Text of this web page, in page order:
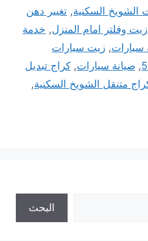
الشويخ السكنية, تغيير دهن
زيت وفلتر امام المنزل, خدمة
سيارات, زيت سيارات
, صيانة سيارات, كراج تبديل
متنقل الشويخ السكنية,
البحث